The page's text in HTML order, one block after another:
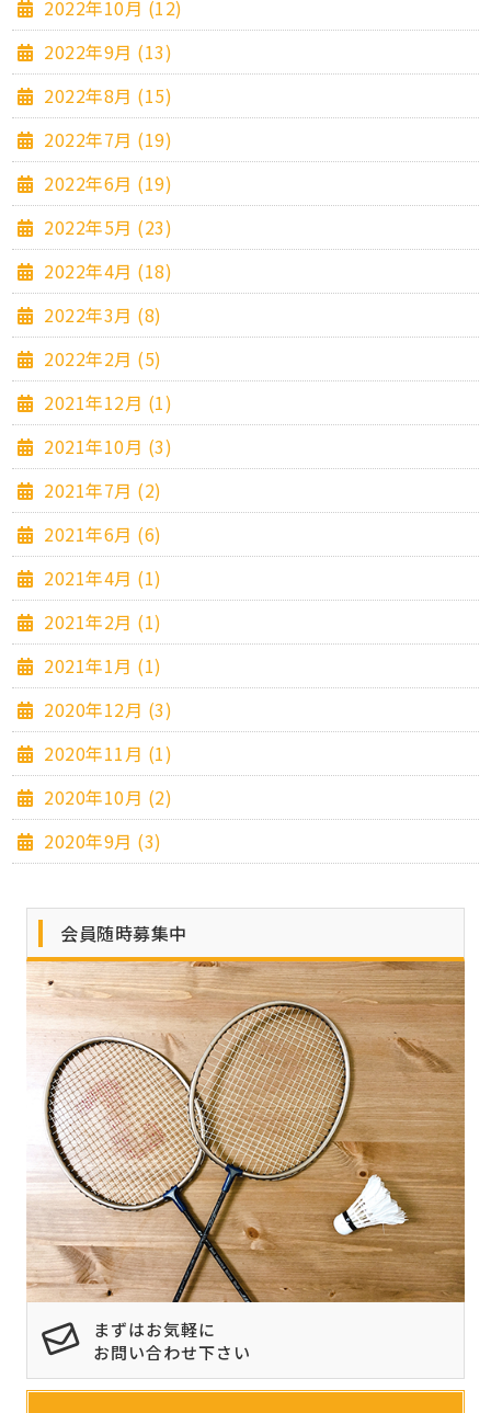
2022年10月 (12)
2022年9月 (13)
2022年8月 (15)
2022年7月 (19)
2022年6月 (19)
2022年5月 (23)
2022年4月 (18)
2022年3月 (8)
2022年2月 (5)
2021年12月 (1)
2021年10月 (3)
2021年7月 (2)
2021年6月 (6)
2021年4月 (1)
2021年2月 (1)
2021年1月 (1)
2020年12月 (3)
2020年11月 (1)
2020年10月 (2)
2020年9月 (3)
会員随時募集中
まずはお気軽に
お問い合わせ下さい